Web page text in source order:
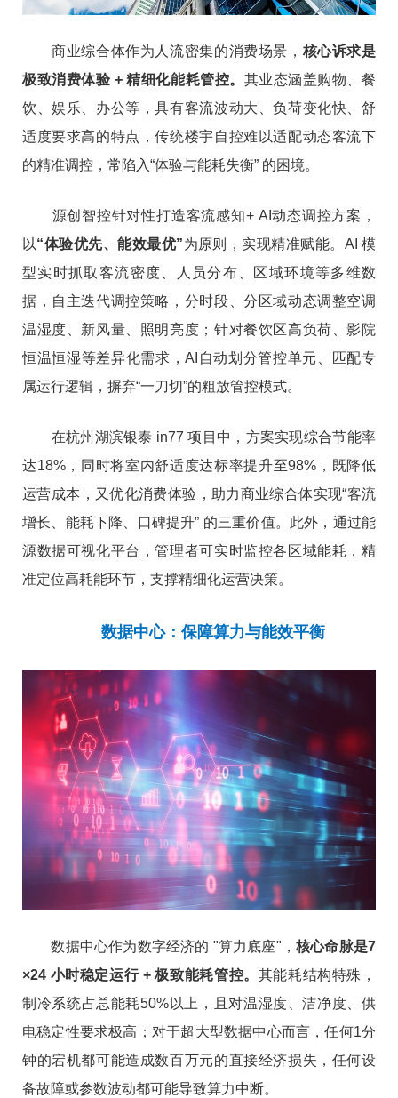
商业综合体作为人流密集的消费场景， 核心诉求是
极致消费体验 + 精细化能耗管控。 其业态涵盖购物、餐
饮、娱乐、办公等，具有客流波动大、负荷变化快、舒
适度要求高的特点，传统楼宇自控难以适配动态客流下
的精准调控，常陷入“体验与能耗失衡” 的困境。
源创智控针对性打造客流感知+ AI动态调控方案，
以“体验优先、能效最优”为原则，实现精准赋能。AI 模
型实时抓取客流密度、人员分布、区域环境等多维数
据，自主迭代调控策略，分时段、分区域动态调整空调
温湿度、新风量、照明亮度；针对餐饮区高负荷、影院
恒温恒湿等差异化需求，AI自动划分管控单元、匹配专
属运行逻辑，摒弃“一刀切”的粗放管控模式。
在杭州湖滨银泰 in77 项目中，方案实现综合节能率
达18%，同时将室内舒适度达标率提升至98%，既降低
运营成本，又优化消费体验，助力商业综合体实现“客流
增长、能耗下降、口碑提升” 的三重价值。此外，通过能
源数据可视化平台，管理者可实时监控各区域能耗，精
准定位高耗能环节，支撑精细化运营决策。
数据中心：保障算力与能效平衡
数据中心作为数字经济的 "算力底座"，核心命脉是7
×24 小时稳定运行 + 极致能耗管控。 其能耗结构特殊，
制冷系统占总能耗50%以上，且对温湿度、洁净度、供
电稳定性要求极高；对于超大型数据中心而言，任何1分
钟的宕机都可能造成数百万元的直接经济损失，任何设
备故障或参数波动都可能导致算力中断。